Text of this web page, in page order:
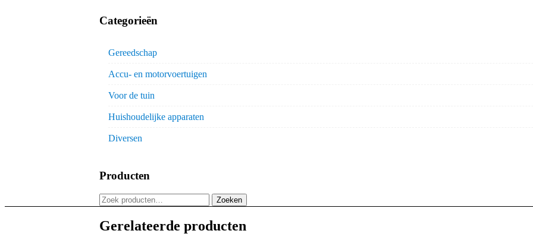
Categorieën
Gereedschap
Accu- en motorvoertuigen
Voor de tuin
Huishoudelijke apparaten
Diversen
Producten
Zoeken
naar:
Zoeken
Gerelateerde producten